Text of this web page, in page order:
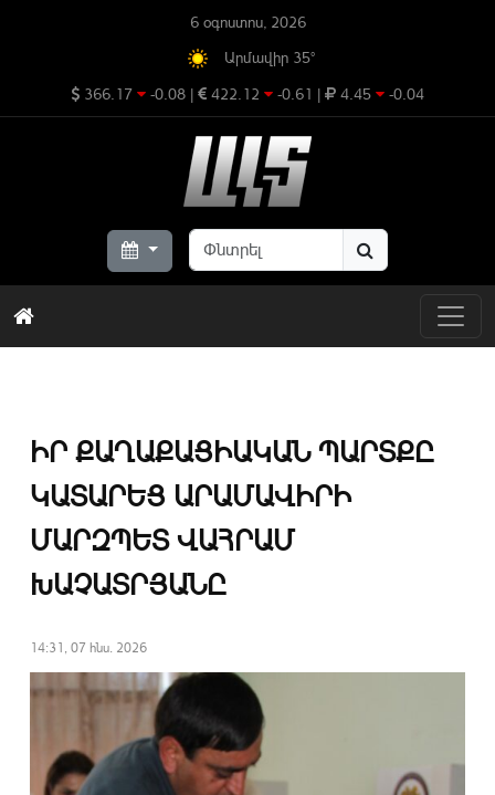
6 օգոստոս, 2026
Արմավիր 35°
366.17 -0.08 | 422.12 -0.61 | 4.45 -0.04
ԻՐ ՔԱՂԱՔԱՑԻԱԿԱՆ ՊԱՐՏՔԸ
ԿԱՏԱՐԵՑ ԱՐԱՄԱՎԻՐԻ
ՄԱՐԶՊԵՏ ՎԱՀՐԱՄ
ԽԱՉԱՏՐՅԱՆԸ
14:31, 07 հնս. 2026